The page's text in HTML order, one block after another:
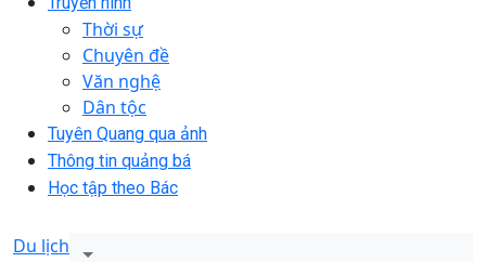
Thời sự
Chuyên đề
Văn nghệ
Dân tộc
Tuyên Quang qua ảnh
Thông tin quảng bá
Học tập theo Bác
Du lịch